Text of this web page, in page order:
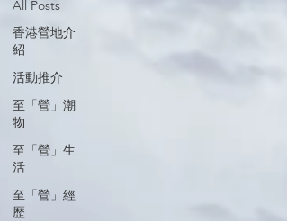
All Posts
香港營地介
紹
活動推介
至「營」潮
物
至「營」生
活
至「營」經
歷